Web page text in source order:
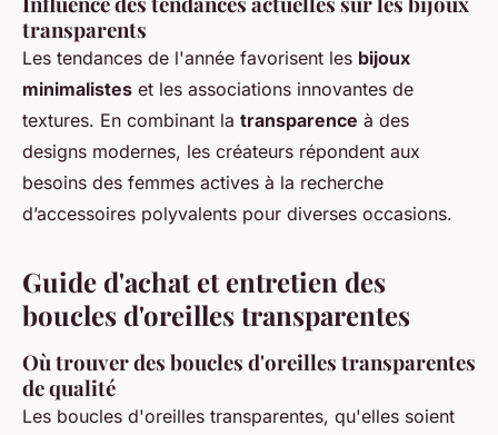
transparents
Les tendances de l'année favorisent les bijoux
minimalistes et les associations innovantes de
textures. En combinant la transparence à des
designs modernes, les créateurs répondent aux
besoins des femmes actives à la recherche
d’accessoires polyvalents pour diverses occasions.
Guide d'achat et entretien des
boucles d'oreilles transparentes
Où trouver des boucles d'oreilles transparentes
de qualité
Les boucles d'oreilles transparentes, qu'elles soient